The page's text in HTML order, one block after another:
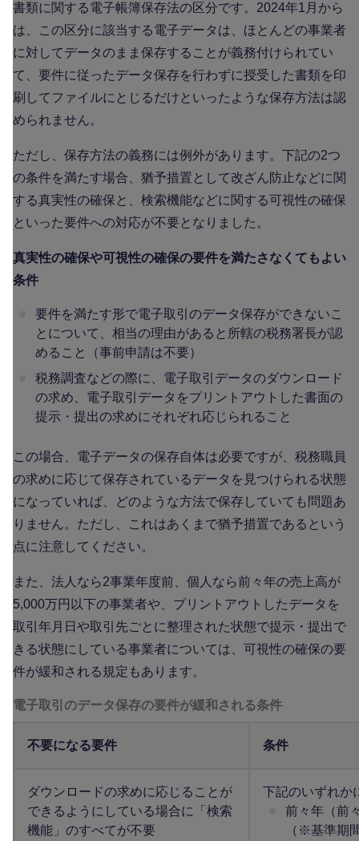
書類に関する電子帳簿保存法の区分です。2024年1月から
は、この区分に該当する電子データは、ほとんどの事業者
に対してデータのまま保存することが義務付けられてい
て、要件に従ったデータ保存を行わずに授受した書類を印
刷してファイルにとじるだけといったような保存方法は認
められません。
ただし、保存方法の義務には例外があります。下記の2つ
の条件を満たす場合、猶予措置として改ざん防止などに関
する真実性の確保と、検索機能などに関する可視性の確保
といった要件への対応が不要となりました。
真実性の確保や可視性の確保の要件を満たさなくてもよい
条件
要件を満たす形で電子取引のデータ保存ができないこ
とについて、相当の理由があると所轄の税務署長が認
めること（事前申請は不要）
税務調査などの際に、電子取引データのダウンロード
の求め、電子取引データをプリントアウトした書面の
提示・提出の求めにそれぞれ応じられること
この場合、電子データの保存自体は必要ですが、税務職員
の求めに応じて保存されているデータを見つけられる状態
になっていれば、どのような方法で保存していても問題あ
りません。ただし、これはあくまで猶予措置であるという
点に注意してください。
また、法人なら2事業年度前、個人なら前々年の売上高が
5,000万円以下の事業者や、プリントアウトしたデータを
取引年月日や取引先ごとに整理された状態で提示・提出で
きる状態にしている事業者については、可視性の確保の要
件が緩和される規定もあります。
電子取引のデータ保存の要件が緩和される条件
不要になる要件 条件
ダウンロードの求めに応じることが
できるようにしている場合に「検索
機能」のすべてが不要
下記のいずれ
前々年（前
（※基準期